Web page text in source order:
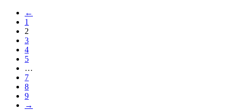
←
1
2
3
4
5
…
7
8
9
→